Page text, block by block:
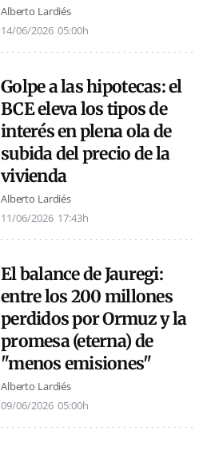
Alberto Lardiés
14/06/2026 05:00h
Golpe a las hipotecas: el
BCE eleva los tipos de
interés en plena ola de
subida del precio de la
vivienda
Alberto Lardiés
11/06/2026 17:43h
El balance de Jauregi:
entre los 200 millones
perdidos por Ormuz y la
promesa (eterna) de
"menos emisiones"
Alberto Lardiés
09/06/2026 05:00h